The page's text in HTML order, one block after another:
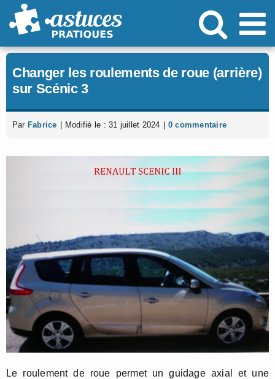
Passer
au
Changer les roulements de roue (arrière)
sur Scénic 3
Par Fabrice Modifié le : 31 juillet 2024 0 commentaire
Le roulement de roue permet un guidage axial et une